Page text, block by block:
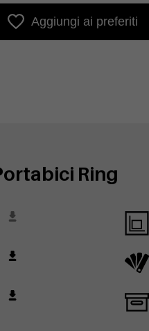
Aggiungi ai preferiti
Ring